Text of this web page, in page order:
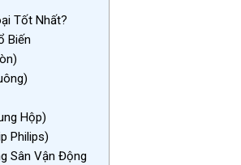
Tốt Nhất?
Biến
Hộp)
Philips)
Sân Vận Động